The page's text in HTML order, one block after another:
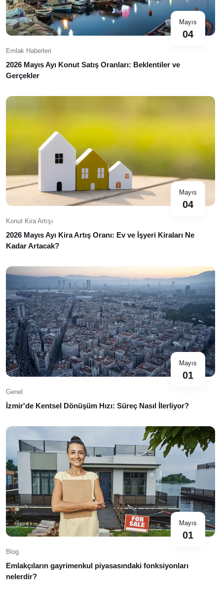
Mayıs
04
Emlak Haberleri
2026 Mayıs Ayı Konut Satış Oranları: Beklentiler ve
Gerçekler
Mayıs
04
Konut Kira Artışı
2026 Mayıs Ayı Kira Artış Oranı: Ev ve İşyeri Kiraları Ne
Kadar Artacak?
Mayıs
01
Genel
İzmir'de Kentsel Dönüşüm Hızı: Süreç Nasıl İlerliyor?
Mayıs
01
Blog
Emlakçıların gayrimenkul piyasasındaki fonksiyonları
nelerdir?